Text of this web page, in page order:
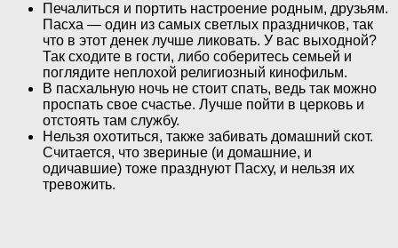
Печалиться и портить настроение родным, друзьям.
Пасха — один из самых светлых праздничков, так
что в этот денек лучше ликовать. У вас выходной?
Так сходите в гости, либо соберитесь семьей и
поглядите неплохой религиозный кинофильм.
В пасхальную ночь не стоит спать, ведь так можно
проспать свое счастье. Лучше пойти в церковь и
отстоять там службу.
Нельзя охотиться, также забивать домашний скот.
Считается, что звериные (и домашние, и
одичавшие) тоже празднуют Пасху, и нельзя их
тревожить.